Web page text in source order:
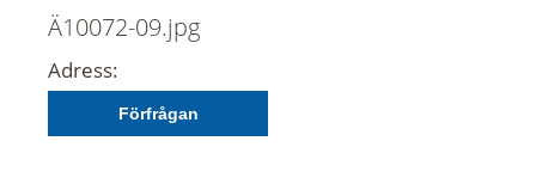
Ä10072-09.jpg
Adress:
Förfrågan